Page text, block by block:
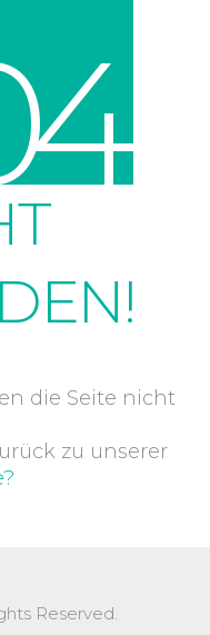
4
die Seite nicht
zu unserer
Reserved.